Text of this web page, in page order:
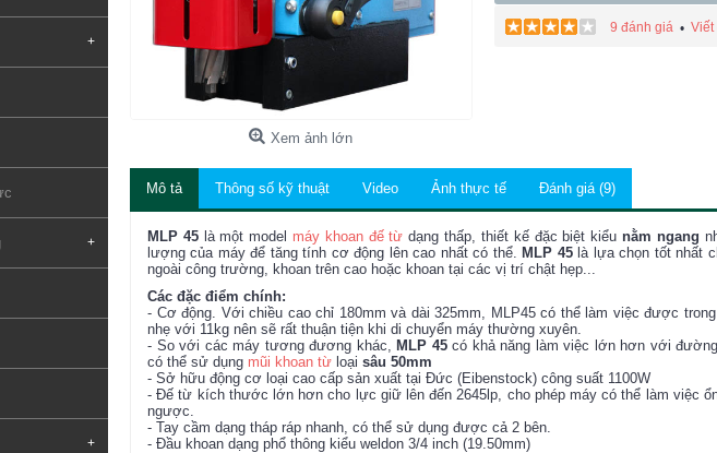
+
+
+
Xem ảnh lớn
9 đánh giá• Viết
Mô tả Thông số kỹ thuật Video Ảnh thực tế Đánh giá (9)
MLP 45là một model máy khoan đế từ dạng thấp, thiết kế đặc biệt kiểu nằm ngang
lượng của máy để tăng tính cơ động lên cao nhất có thể.MLP 45là lựa chọn tốt nhất
ngoài công trường, khoan trên cao hoặc khoan tại các vị trí chật hẹp...
Các đặc điểm chính:
- Cơ động. Với chiều cao chỉ 180mm và dài 325mm, MLP45 có thể làm việc được
nhẹ với 11kg nên sẽ rất thuận tiện khi di chuyển máy thường xuyên.
- So với các máy tương đương khác, MLP 45có khả năng làm việc lớn hơn với
có thể sử dụng mũi khoan từ loại sâu 50mm
- Sở hữu động cơ loại cao cấp sản xuất tại Đức (Eibenstock) công suất 1100W
- Đế từ kích thước lớn hơn cho lực giữ lên đến 2645lp, cho phép máy có thể làm việc
ngược.
- Tay cầm dạng tháp ráp nhanh, có thể sử dụng được cả 2 bên.
- Đầu khoan dạng phổ thông kiểu weldon 3/4 inch (19.50mm)